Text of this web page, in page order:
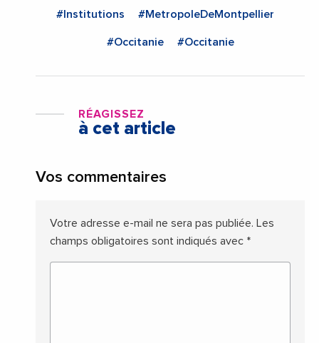
#Institutions #MetropoleDeMontpellier
#Occitanie #Occitanie
RÉAGISSEZ
à cet article
Vos commentaires
Votre adresse e-mail ne sera pas publiée. Les
champs obligatoires sont indiqués avec *